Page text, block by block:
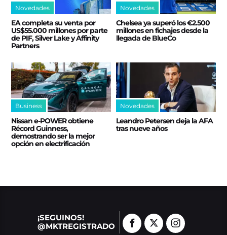
Novedades
EA completa su venta por
US$55.000 millones por parte
de PIF, Silver Lake y Affinity
Partners
Novedades
Chelsea ya superó los €2.500
millones en fichajes desde la
llegada de BlueCo
Business
Nissan e‑POWER obtiene
Récord Guinness,
demostrando ser la mejor
opción en electrificación
Novedades
Leandro Petersen deja la AFA
tras nueve años
¡SEGUINOS!
@MKTREGISTRADO